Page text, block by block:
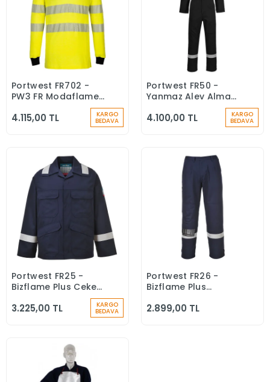
Sepete Ekle
Portwest FR702 -
PW3 FR Modaflame
Tişört Yanmaz Alev
4.115,00 TL KARGO
BEDAVA
Sepete Ekle
Portwest FR50 -
Yanmaz Alev Almaz
Anti-Statik Tulum
350g
4.100,00 TL KARGO
BEDAVA
Sepete Ekle
Portwest FR25 -
Bizflame Plus Ceket
Yanmaz Alev Almaz
3.225,00 TL KARGO
BEDAVA
Sepete Ekle
Portwest FR26 -
Bizflame Plus
Alev Almaz
2.899,00 TL